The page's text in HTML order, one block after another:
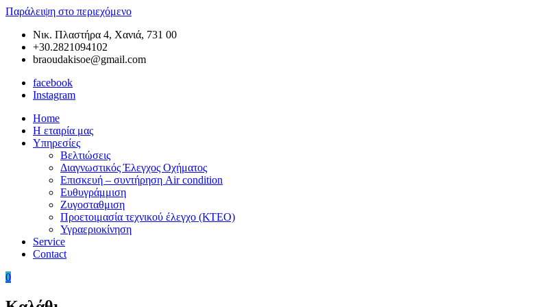
Παράλειψη στο περιεχόμενο
Νικ. Πλαστήρα 4, Χανιά, 731 00
+30.2821094102
braoudakisoe@gmail.com
facebook
Instagram
Braoudakis
Συνεργείο
Αυτοκινήτων
Ευθυγράμμιση
Ζυγοσταθμιση
–
Αυτοκινήτων
Home
Η εταιρία μας
Υπηρεσίες
Βελτιώσεις
Διαγνωστικός Έλεγχος Οχήματος
Επισκευή – συντήρηση Air condition
Ευθυγράμμιση
Ζυγοσταθμιση
Προετοιμασία τεχνικού έλεγχο (ΚΤΕΟ)
Υγραεριοκίνηση
Service
Contact
0